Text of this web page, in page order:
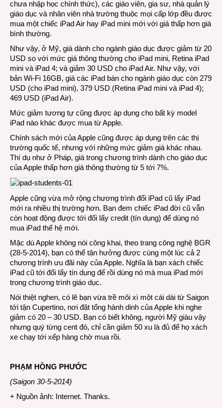
sinh
viên
chưa nhập học chính thức), các giáo viên, gia sư, nhà quản lý
giáo dục và nhân viên nhà trường thuộc mọi cấp lớp đều được
mua một chiếc iPad Air hay iPad mini mới với giá thấp hơn giá
bình thường.
Như vậy, ở Mỹ, giá dành cho ngành giáo dục được giảm từ 20
USD so với mức giá thông thường cho iPad mini, Retina iPad
mini và iPad 4; và giảm 30 USD cho iPad Air. Như vậy, với
bản Wi-Fi 16GB, giá các iPad bán cho ngành giáo dục còn 279
USD (cho iPad mini), 379 USD (Retina iPad mini và iPad 4);
469 USD (iPad Air).
Mức giảm tương tự cũng được áp dụng cho bất kỳ model
iPad nào khác được mua từ Apple.
Chính sách mới của Apple cũng được áp dụng trên các thị
trường quốc tế, nhưng với những mức giảm giá khác nhau.
Thí dụ như ở Pháp, giá trong chương trình dành cho giáo dục
của Apple thấp hơn giá thông thường từ 5 tới 7%.
Apple cũng vừa mở rộng chương trình đổi iPad cũ lấy iPad
mới ra nhiều thị trường hơn. Bạn đem chiếc iPad đời cũ vẫn
còn hoạt động được tới đổi lấy credit (tín dụng) để dùng nó
mua iPad thế hệ mới.
Mặc dù Apple không nói công khai, theo trang công nghệ BGR
(28-5-2014), bạn có thể tận hưởng được cùng một lúc cả 2
chương trình ưu đãi này của Apple. Nghĩa là bạn xách chiếc
iPad cũ tới đổi lấy tín dụng để rồi dùng nó mà mua iPad mới
trong chương trình giáo dục.
Nói thiệt nghen, có lẽ bạn vừa trề môi xì một cái dài từ Saigon
tới tận Cupertino, nơi đặt tổng hành dinh của Apple khi nghe
giảm có 20 – 30 USD. Bạn có biết không, người Mỹ giàu vậy
nhưng quý từng cent đó, chỉ cần giảm 50 xu là đủ để họ xách
xe chạy tới xếp hàng chờ mua rồi.
PHẠM HỒNG PHƯỚC
(Saigon 30-5-2014)
+ Nguồn ảnh: Internet. Thanks.